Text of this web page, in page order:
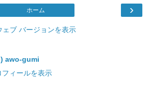
›
ホーム
ェブ バージョンを表示
awo-gumi
フィールを表示